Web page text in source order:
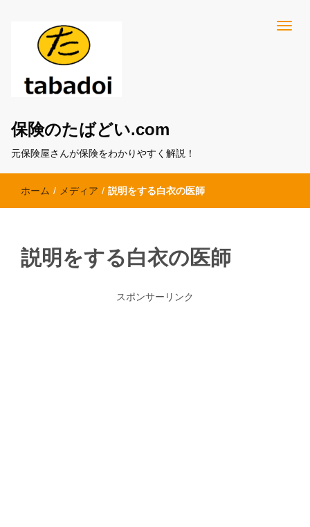
保険のたばどい.com
元保険屋さんが保険をわかりやすく解説！
ホーム / メディア / 説明をする白衣の医師
説明をする白衣の医師
スポンサーリンク